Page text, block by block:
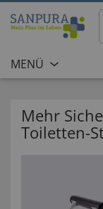
MENÜ
Mehr
Toiletten-